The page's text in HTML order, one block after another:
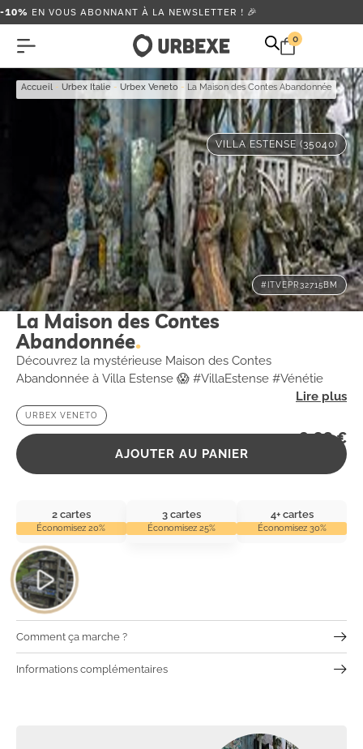
-10% EN VOUS ABONNANT À LA NEWSLETTER ! 🎉
0
Accueil - Urbex Italie - Urbex Veneto - La Maison des Contes Abandonnée
VILLA ESTENSE (35040)
#ITVEPR32715BM
La Maison des Contes
Abandonnée
Découvrez la mystérieuse Maison des Contes
Abandonnée à Villa Estense 😱 #VillaEstense #Vénétie
URBEX VENETO
2,99€
AJOUTER AU PANIER
2 cartes
Économisez 20%
3 cartes
Économisez 25%
4+ cartes
Économisez 30%
Comment ça marche ?
Informations complémentaires